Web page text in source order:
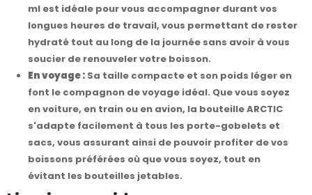
ml est idéale pour vous accompagner durant vos
longues heures de travail, vous permettant de rester
hydraté tout au long de la journée sans avoir à vous
soucier de renouveler votre boisson.
En voyage : Sa taille compacte et son poids léger en
font le compagnon de voyage idéal. Que vous soyez
en voiture, en train ou en avion, la bouteille ARCTIC
s'adapte facilement à tous les porte-gobelets et
sacs, vous assurant ainsi de pouvoir profiter de vos
boissons préférées où que vous soyez, tout en
évitant les bouteilles jetables.